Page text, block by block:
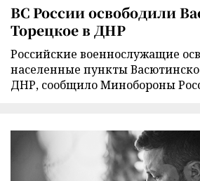
ВС России освободили
Торецкое в ДНР
Российские военнослужащие
населенные пункты
ДНР, сообщило Минобороны